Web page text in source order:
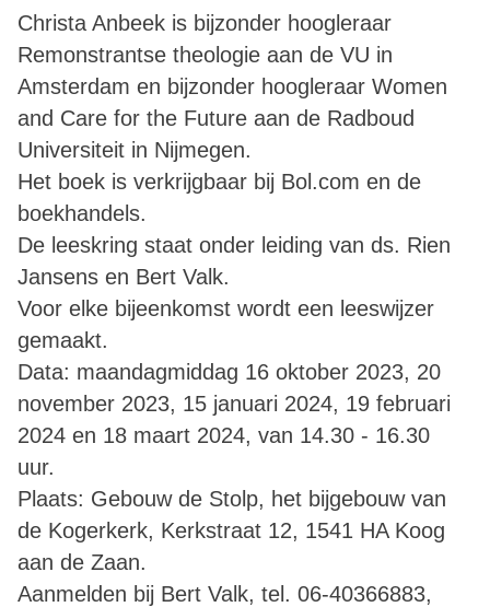
Christa Anbeek is bijzonder hoogleraar
Remonstrantse theologie aan de VU in
Amsterdam en bijzonder hoogleraar Women
and Care for the Future aan de Radboud
Universiteit in Nijmegen.
Het boek is verkrijgbaar bij Bol.com en de
boekhandels.
De leeskring staat onder leiding van ds. Rien
Jansens en Bert Valk.
Voor elke bijeenkomst wordt een leeswijzer
gemaakt.
Data: maandagmiddag 16 oktober 2023, 20
november 2023, 15 januari 2024, 19 februari
2024 en 18 maart 2024, van 14.30 - 16.30
uur.
Plaats: Gebouw de Stolp, het bijgebouw van
de Kogerkerk, Kerkstraat 12, 1541 HA Koog
aan de Zaan.
Aanmelden bij Bert Valk, tel. 06-40366883,